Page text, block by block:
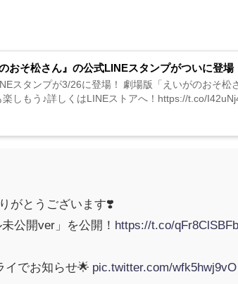
おそ松さん』の公式LINEスタンプがついに登
スタンプが3/26に登場！ 劇場版「えいがのおそ
しもう♪詳しくはLINEストアへ！https://t.co/
がとうございます❣️
公開ver」を公開！ https://t.co/qFr8ClSBFb
イでお知らせ🌟 pic.twitter.com/wfk5hwj9vO